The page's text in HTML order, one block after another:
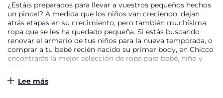
¿Estáis preparados para llevar a vuestros pequeños hechos
un pincel? A medida que los niños van creciendo, dejan
atrás etapas en su crecimiento, pero también muchísima
ropa que se les ha quedado pequeña. Si estás buscando
renovar el armario de tus niños para la nueva temporada, o
comprar a tu bebé recién nacido su primer body, en Chicco
encontrarás la mejor selección de ropa para bebé, niño y
niñas. No esperes a que la ropa se les quede pequeña y
descubre en Chicco todo nuestro catálogo de ropa para los
más pequeños de la mejor calidad y al mejor precio.
Lee más